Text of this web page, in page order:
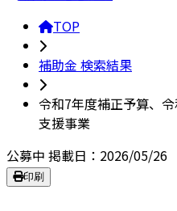
TOP
補助金 検索結果
令和7年度補正予算、
支援事業
公募中 掲載日：2026/05/26
印刷